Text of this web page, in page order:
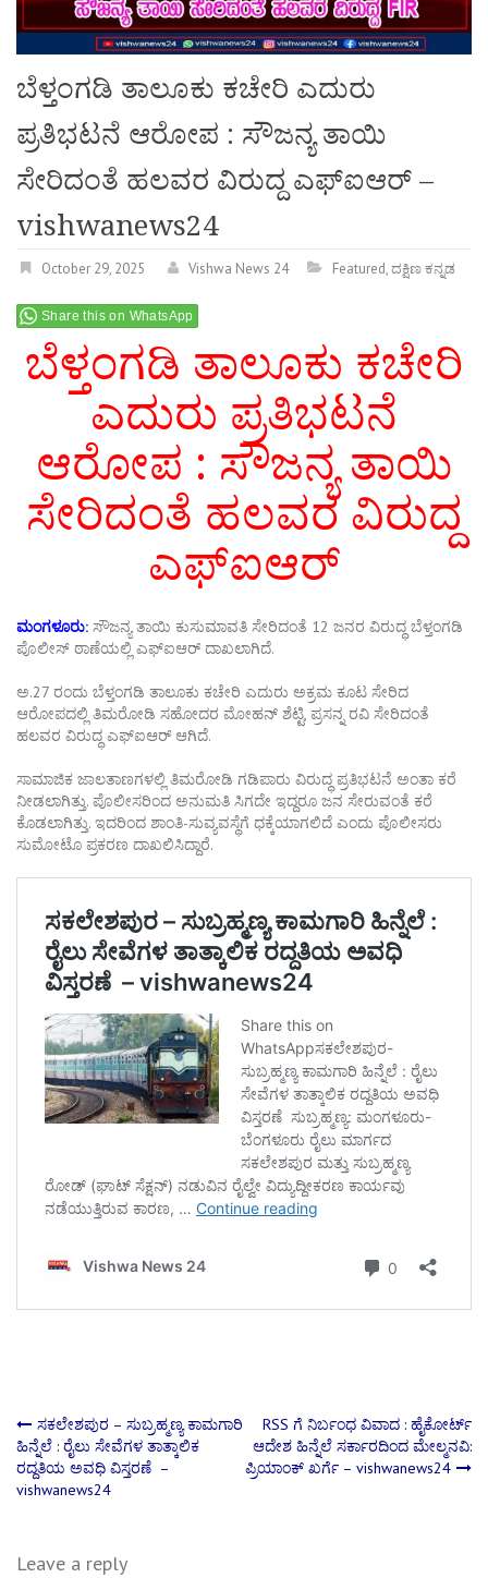
ಬೆಳ್ತಂಗಡಿ ತಾಲೂಕು ಕಚೇರಿ ಎದುರು
ಪ್ರತಿಭಟನೆ ಆರೋಪ : ಸೌಜನ್ಯ ತಾಯಿ
ಸೇರಿದಂತೆ ಹಲವರ ವಿರುದ್ದ ಎಫ್ಐಆರ್ –
vishwanews24
October 29, 2025 Vishwa News 24 Featured,ದಕ್ಷಿಣ ಕನ್ನಡ
Share this on WhatsApp
ಬೆಳ್ತಂಗಡಿ ತಾಲೂಕು ಕಚೇರಿ
ಎದುರು ಪ್ರತಿಭಟನೆ
ಆರೋಪ : ಸೌಜನ್ಯ ತಾಯಿ
ಸೇರಿದಂತೆ ಹಲವರ ವಿರುದ್ದ
ಎಫ್ಐಆರ್
ಮಂಗಳೂರು: ಸೌಜನ್ಯ ತಾಯಿ ಕುಸುಮಾವತಿ ಸೇರಿದಂತೆ 12 ಜನರ ವಿರುದ್ಧ ಬೆಳ್ತಂಗಡಿ
ಪೊಲೀಸ್ ಠಾಣೆಯಲ್ಲಿ ಎಫ್‌ಐಆರ್ ದಾಖಲಾಗಿದೆ.
ಅ.27 ರಂದು ಬೆಳ್ತಂಗಡಿ ತಾಲೂಕು ಕಚೇರಿ ಎದುರು ಅಕ್ರಮ ಕೂಟ ಸೇರಿದ
ಆರೋಪದಲ್ಲಿ ತಿಮರೋಡಿ ಸಹೋದರ ಮೋಹನ್ ಶೆಟ್ಟಿ, ಪ್ರಸನ್ನ ರವಿ ಸೇರಿದಂತೆ
ಹಲವರ ವಿರುದ್ಧ ಎಫ್‌ಐಆರ್ ಆಗಿದೆ.
ಸಾಮಾಜಿಕ ಜಾಲತಾಣಗಳಲ್ಲಿ ತಿಮರೋಡಿ ಗಡಿಪಾರು ವಿರುದ್ಧ ಪ್ರತಿಭಟನೆ ಅಂತಾ ಕರೆ
ನೀಡಲಾಗಿತ್ತು. ಪೊಲೀಸರಿಂದ ಅನುಮತಿ ಸಿಗದೇ ಇದ್ದರೂ ಜನ ಸೇರುವಂತೆ ಕರೆ
ಕೊಡಲಾಗಿತ್ತು. ಇದರಿಂದ ಶಾಂತಿ-ಸುವ್ಯವಸ್ಥೆಗೆ ಧಕ್ಕೆಯಾಗಲಿದೆ ಎಂದು ಪೊಲೀಸರು
ಸುಮೋಟೊ ಪ್ರಕರಣ ದಾಖಲಿಸಿದ್ದಾರೆ.
Post
navigation
ಸಕಲೇಶಪುರ – ಸುಬ್ರಹ್ಮಣ್ಯ ಕಾಮಗಾರಿ
ಹಿನ್ನೆಲೆ : ರೈಲು ಸೇವೆಗಳ ತಾತ್ಕಾಲಿಕ
ರದ್ದತಿಯ ಅವಧಿ ವಿಸ್ತರಣೆ –
vishwanews24
RSS ಗೆ ನಿರ್ಬಂಧ ವಿವಾದ : ಹೈಕೋರ್ಟ್
ಆದೇಶ ಹಿನ್ನೆಲೆ ಸರ್ಕಾರದಿಂದ ಮೇಲ್ಮನವಿ:
ಪ್ರಿಯಾಂಕ್ ಖರ್ಗೆ – vishwanews24
Leave a reply